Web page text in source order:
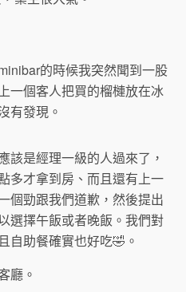
的時候我突然聞到一股
一個客人把買的榴槤放在冰
有發現。
該是經理一級的人過來了，
多才拿到房、而且還有上一
個勁跟我們道歉，然後提出
選擇午飯或者晚飯。我們對
自助餐確實也好吃🤣。
廳。